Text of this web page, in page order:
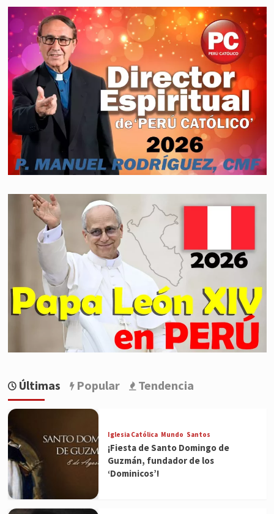
Últimas Popular Tendencia
Iglesia Católica Mundo Santos
¡Fiesta de Santo Domingo de
Guzmán, fundador de los
‘Dominicos’!